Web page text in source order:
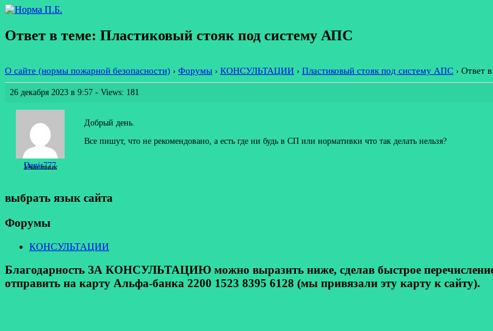
Ответ в теме: Пластиковый стояк под систему АПС
О сайте (нормы пожарной безопасности) › Форумы › КОНСУЛЬТАЦИИ › Пластиковый стояк под систему АПС › Ответ
26 декабря 2023 в 9:57 - Views: 181
Denis777
Участник
Добрый день.
Все пишут, что не рекомендовано, а есть где ни будь в СП или нормативки что так делать нельзя?
выбрать язык сайта
Форумы
КОНСУЛЬТАЦИИ
Благодарность ЗА КОНСУЛЬТАЦИЮ можно выразить ниже, сделав быстрое
отправить на карту Альфа-банка 2200 1523 8395 6128 (мы привязали эту карту к сайту).